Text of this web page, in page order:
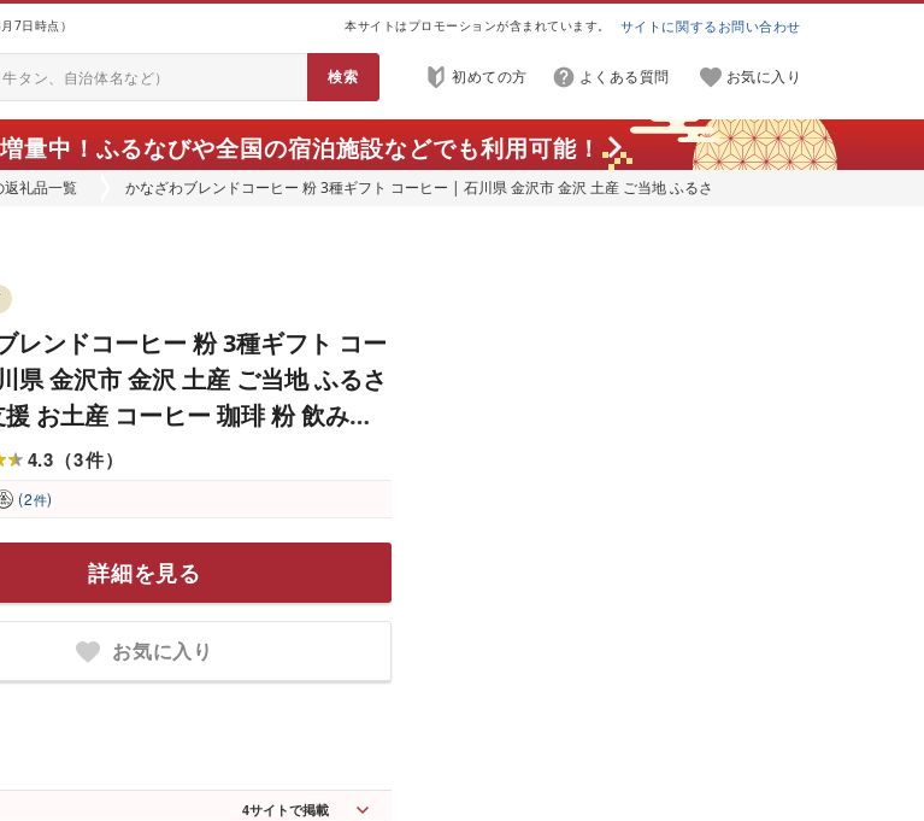
7日時点） 本サイトはプロモーションが含まれています。 サイトに関するお問い合わせ
初めての方 よくある質問 お気に入り
量中！ ふるなびや全国の宿泊施設などでも利用可能！
返礼品一覧
かなざわブレンドコーヒー 粉 3種ギフト コーヒー | 石川県 金沢市 金沢 土産 ご当地 ふるさ
レンドコーヒー 粉 3種ギフト コー
県 金沢市 金沢 土産 ご当地 ふるさ
援 お土産 コーヒー 珈琲 粉 飲み物
うち時間 ご当地おみやげ お取り
せ 石川県金沢市 石川 おすすめ
4.3 （3件）
(2件)
詳細を見る
お気に入り
4サイトで掲載